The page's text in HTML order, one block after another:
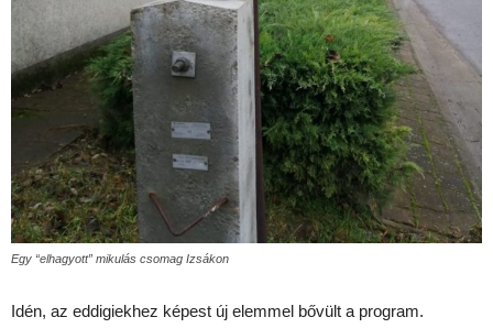
Egy “elhagyott” mikulás csomag Izsákon
Idén, az eddigiekhez képest új elemmel bővült a program.